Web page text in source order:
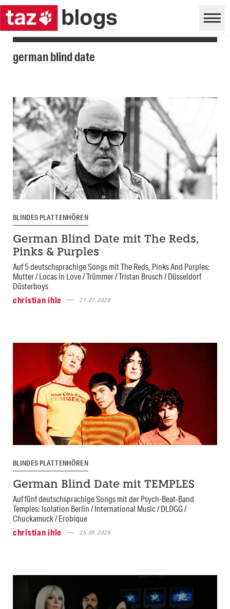
german blind date
BLINDES PLATTENHÖREN
German Blind Date mit The Reds,
Pinks & Purples
Auf 5 deutschsprachige Songs mit The Reds, Pinks And Purples:
Mutter / Locas in Love / Trümmer / Tristan Brusch / Düsseldorf
Düsterboys
christian ihle
21.07.2026
BLINDES PLATTENHÖREN
German Blind Date mit TEMPLES
Auf fünf deutschsprachige Songs mit der Psych-Beat-Band
Temples: Isolation Berlin / International Music / DLDGG /
Chuckamuck / Erobique
christian ihle
25.06.2026